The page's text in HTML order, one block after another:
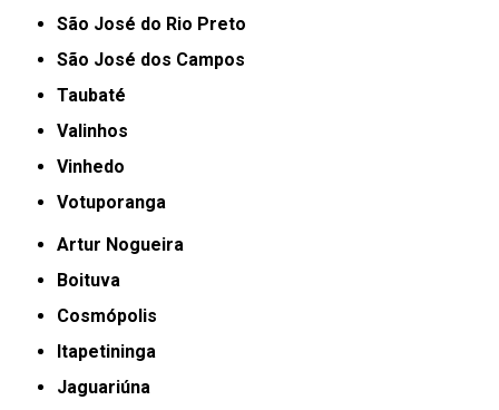
São José do Rio Preto
São José dos Campos
Taubaté
Valinhos
Vinhedo
Votuporanga
Artur Nogueira
Boituva
Cosmópolis
Itapetininga
Jaguariúna